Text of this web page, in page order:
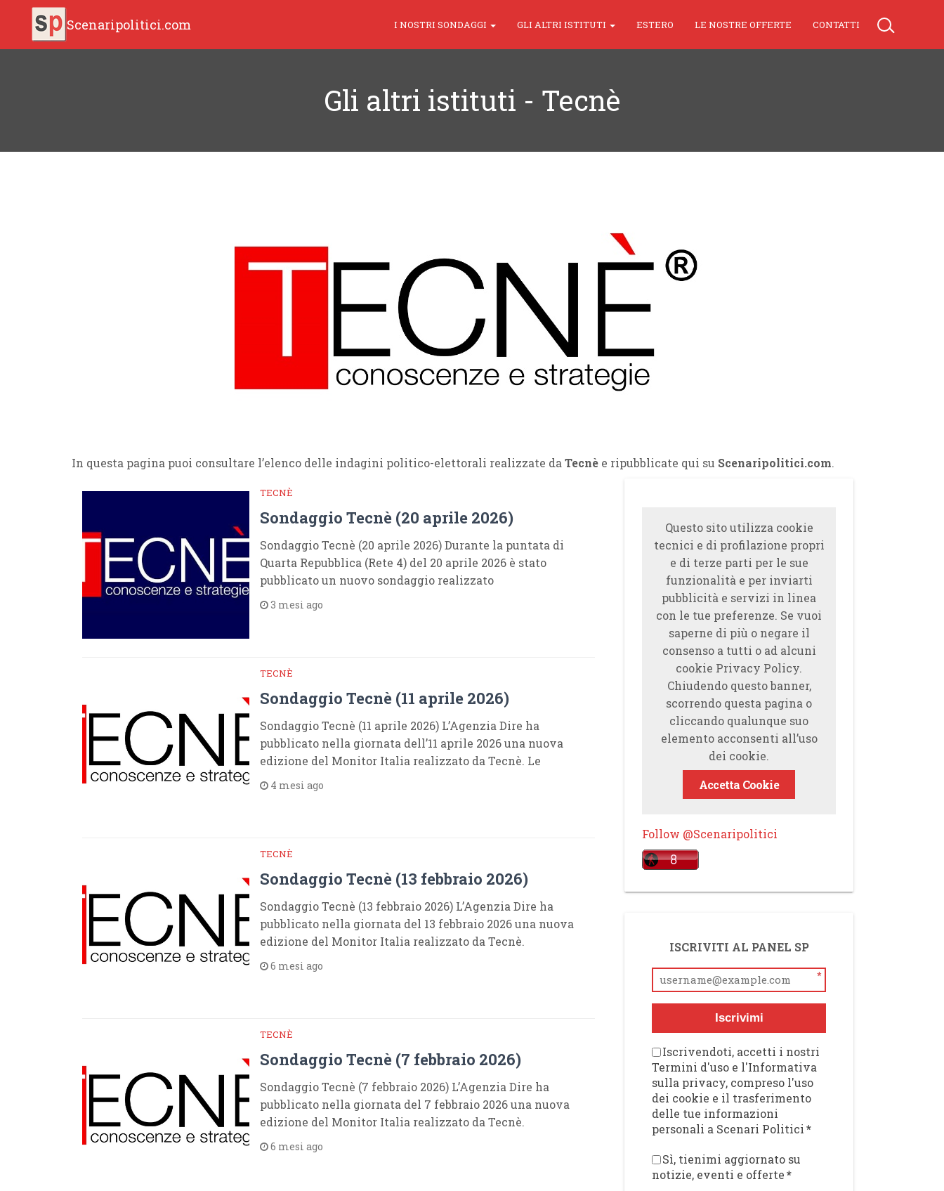
Scenaripolitici.com I NOSTRI SONDAGGI GLI ALTRI ISTITUTI ESTERO LE NOSTRE OFFERTE CONTATTI
Gli altri istituti - Tecnè
In questa pagina puoi consultare l’elenco delle indagini politico-elettorali realizzate da Tecnè e ripubblicate qui su Scenaripolitici.com.
TECNÈ
Sondaggio Tecnè (20 aprile 2026)
Sondaggio Tecnè (20 aprile 2026) Durante la puntata di
Quarta Repubblica (Rete 4) del 20 aprile 2026 è stato
pubblicato un nuovo sondaggio realizzato
3 mesi ago
TECNÈ
Sondaggio Tecnè (11 aprile 2026)
Sondaggio Tecnè (11 aprile 2026) L’Agenzia Dire ha
pubblicato nella giornata dell’11 aprile 2026 una nuova
edizione del Monitor Italia realizzato da Tecnè. Le
4 mesi ago
TECNÈ
Sondaggio Tecnè (13 febbraio 2026)
Sondaggio Tecnè (13 febbraio 2026) L’Agenzia Dire ha
pubblicato nella giornata del 13 febbraio 2026 una nuova
edizione del Monitor Italia realizzato da Tecnè.
6 mesi ago
TECNÈ
Sondaggio Tecnè (7 febbraio 2026)
Sondaggio Tecnè (7 febbraio 2026) L’Agenzia Dire ha
pubblicato nella giornata del 7 febbraio 2026 una nuova
edizione del Monitor Italia realizzato da Tecnè.
6 mesi ago
Questo sito utilizza cookie
tecnici e di profilazione propri
e di terze parti per le sue
funzionalità e per inviarti
pubblicità e servizi in linea
con le tue preferenze. Se vuoi
saperne di più o negare il
consenso a tutti o ad alcuni
cookie Privacy Policy.
Chiudendo questo banner,
scorrendo questa pagina o
cliccando qualunque suo
elemento acconsenti all’uso
dei cookie.
Accetta Cookie
Follow @Scenaripolitici
ISCRIVITI AL PANEL SP
*
Iscrivimi
Iscrivendoti, accetti i nostri
Termini d'uso e l'Informativa
sulla privacy, compreso l'uso
dei cookie e il trasferimento
delle tue informazioni
personali a Scenari Politici *
Sì, tienimi aggiornato su
notizie, eventi e offerte *